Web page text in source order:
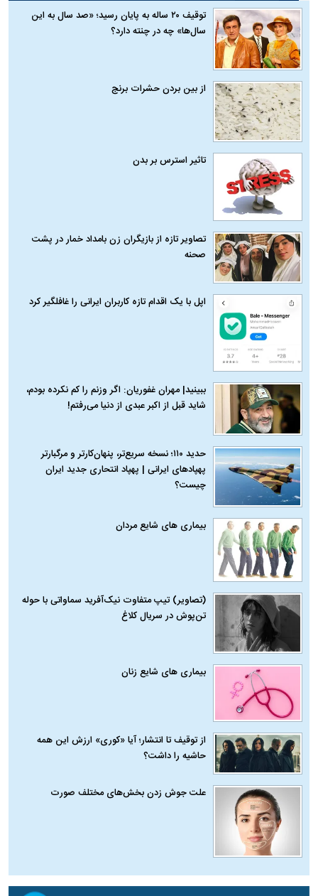
توقیف ۲۰ ساله به پایان رسید؛ «صد سال به این
سال‌ها» چه در چنته دارد؟
از بین بردن حشرات برنج
تاثیر استرس بر بدن
تصاویر تازه از بازیگران زن بامداد خمار در پشت
صحنه
اپل با یک اقدام تازه کاربران ایرانی را غافلگیر کرد
ببینید| مهران غفوریان: اگر وزنم را کم نکرده بودم،
شاید قبل از اکبر عبدی از دنیا می‌رفتم!
حدید ۱۱۰؛ نسخه سریع‌تر، پنهان‌کارتر و مرگبارتر
پهپادهای ایرانی | پهپاد انتحاری جدید ایران
چیست؟
بیماری‌ های شایع مردان
(تصاویر) تیپ متفاوت نیک‌آفرید سماواتی با حوله
تن‌پوش در سریال کلاغ
بیماری‌ های شایع زنان
از توقیف تا انتشار؛ آیا «کوری» ارزش این همه
حاشیه را داشت؟
علت جوش زدن بخش‌های مختلف صورت